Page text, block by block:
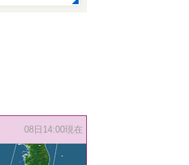
08日14:00現在